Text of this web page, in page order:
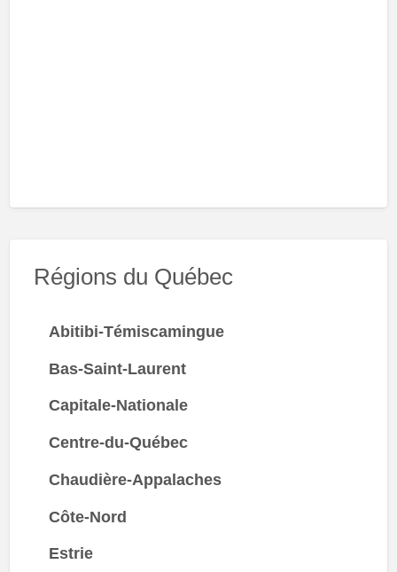
Régions du Québec
Abitibi-Témiscamingue
Bas-Saint-Laurent
Capitale-Nationale
Centre-du-Québec
Chaudière-Appalaches
Côte-Nord
Estrie